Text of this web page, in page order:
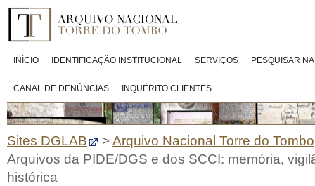
INÍCIO IDENTIFICAÇÃO INSTITUCIONAL SERVIÇOS PESQUISAR
CANAL DE DENÚNCIAS INQUÉRITO CLIENTES
Sites DGLAB >Arquivo Nacional Torre do Tombo
Arquivos da PIDE/DGS e dos SCCI: memória,
histórica